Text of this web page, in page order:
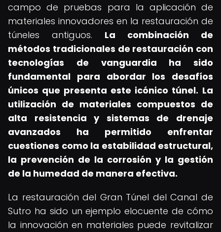
campo de pruebas para la aplicación de
materiales innovadores en la restauración de
túneles antiguos. La combinación de
métodos tradicionales de restauración con
tecnologías de vanguardia ha sido
fundamental para abordar los desafíos
únicos que presenta este icónico túnel. La
utilización de materiales compuestos de
alta resistencia y sistemas de drenaje
avanzados ha permitido enfrentar
cuestiones como la estabilidad estructural,
la prevención de la corrosión y la gestión
de la humedad de manera efectiva.
La restauración del Gran Túnel del Canal de
Sutro ha sido un ejemplo elocuente de cómo
la innovación en materiales puede revitalizar